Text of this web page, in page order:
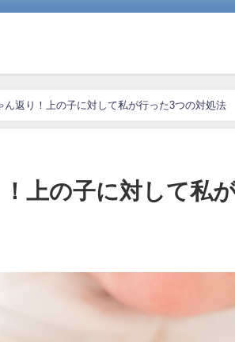
ん返り！上の子に対して私が行った3つの対処法
！上の子に対して私